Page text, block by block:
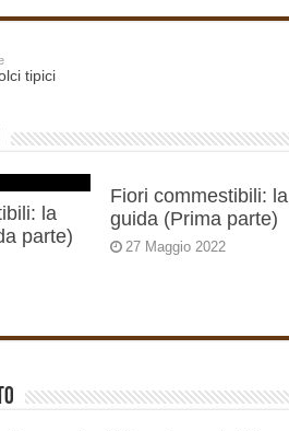
tipici
la
parte)
Fiori commestibili: la
guida (Prima parte)
27 Maggio 2022